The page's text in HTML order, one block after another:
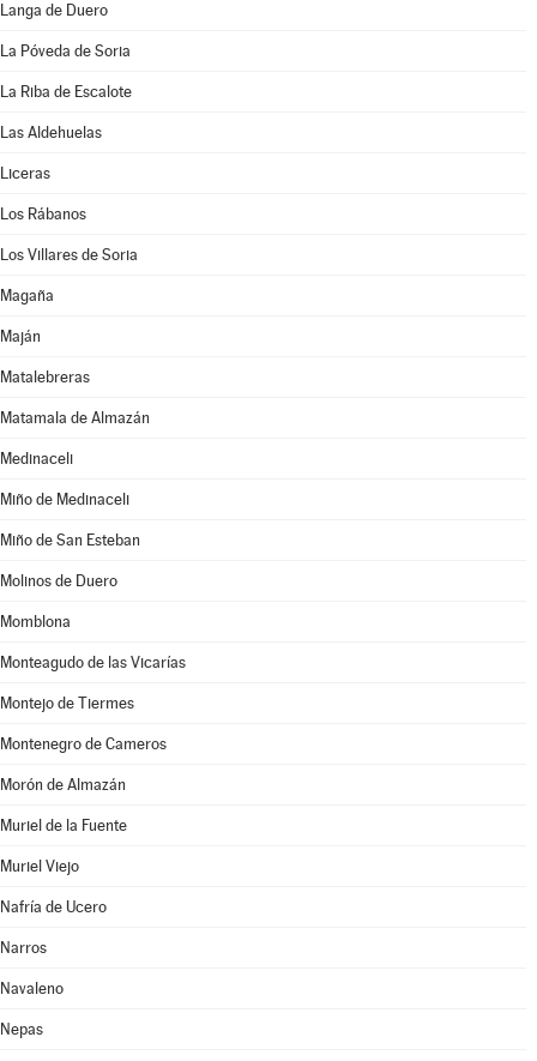
Langa de Duero
La Póveda de Soria
La Riba de Escalote
Las Aldehuelas
Liceras
Los Rábanos
Los Villares de Soria
Magaña
Maján
Matalebreras
Matamala de Almazán
Medinaceli
Miño de Medinaceli
Miño de San Esteban
Molinos de Duero
Momblona
Monteagudo de las Vicarías
Montejo de Tiermes
Montenegro de Cameros
Morón de Almazán
Muriel de la Fuente
Muriel Viejo
Nafría de Ucero
Narros
Navaleno
Nepas